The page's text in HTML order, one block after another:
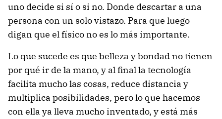
uno decide si sí o si no. Donde descartar a una
persona con un solo vistazo. Para que luego
digan que el físico no es lo más importante.
Lo que sucede es que belleza y bondad no tienen
por qué ir de la mano, y al final la tecnología
facilita mucho las cosas, reduce distancia y
multiplica posibilidades, pero lo que hacemos
con ella ya lleva mucho inventado, y está más